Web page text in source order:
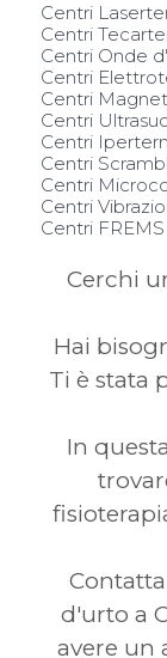
Centri
Centri
Centri Onde
Centri
Centri
Centri
Centri
Centri
Centri
Centri
Centri
Cerchi
Hai
Ti è stata
In
d'urto a
avere un